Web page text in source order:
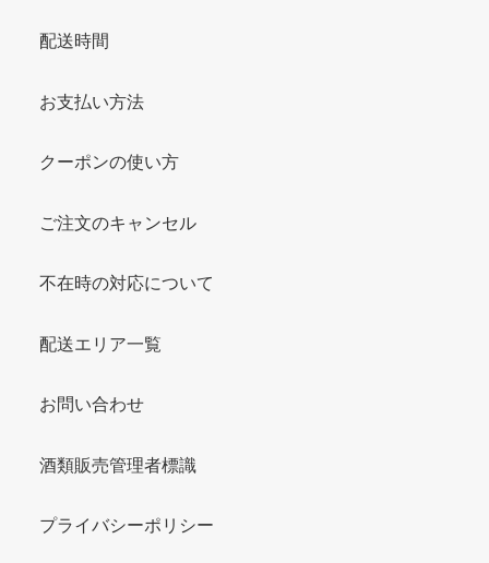
配送時間
お支払い方法
クーポンの使い方
ご注文のキャンセル
不在時の対応について
配送エリア一覧
お問い合わせ
酒類販売管理者標識
プライバシーポリシー